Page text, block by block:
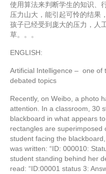
使用算法来判断学生的知识、
压力山大，能引起可怜的结果
孩子已经受到庞大的压力，人
草。。。
ENGLISH:
Artificial Intelligence – one of
debated topics
Recently, on Weibo, a photo
attention. In a classroom, 30
blackboard in what appears
rectangles are superimposed
student facing the
was written: “ID: 000010:
student standing behind her
read: “ID:00001 status 3: